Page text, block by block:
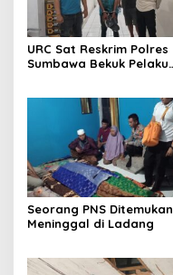
URC Sat Reskrim Polres
Sumbawa Bekuk Pelaku
Seorang PNS Ditemukan
Meninggal di Ladang